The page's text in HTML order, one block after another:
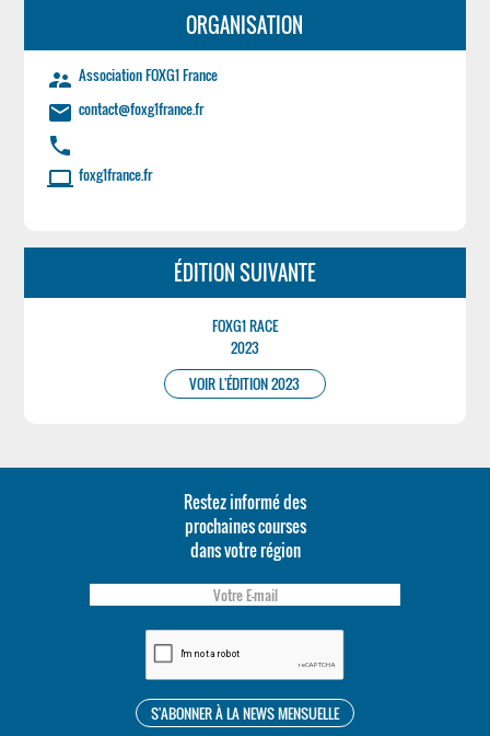
ORGANISATION
supervisor_account Association FOXG1 France
email contact@foxg1france.fr
phone
laptop foxg1france.fr
ÉDITION SUIVANTE
FOXG1 RACE
2023
VOIR L'ÉDITION 2023
Restez informé des
prochaines courses
dans votre région